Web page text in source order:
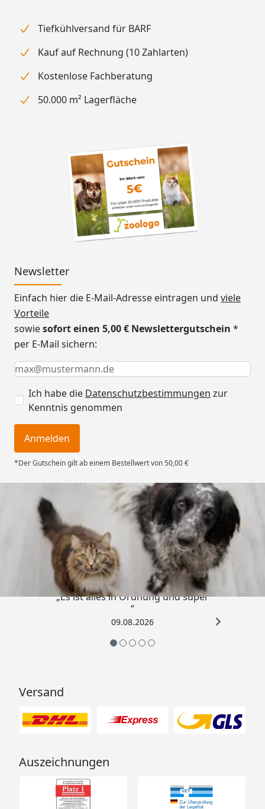
Tiefkühlversand für BARF
Kauf auf Rechnung (10 Zahlarten)
Kostenlose Fachberatung
50.000 m² Lagerfläche
Newsletter
Einfach hier die E-Mail-Adresse eintragen und viele
Vorteile
sowiesofort einen 5,00 € Newslettergutschein *
per E-Mail sichern:
Keine Eingabe erforderlich
Eingabe erforderlich
E-Mail *
Ich habe die Datenschutzbestimmungen zur
Kenntnis genommen
Anmelden
*Der Gutschein gilt ab einem Bestellwert von 50,00 €
Trusted Shops
4,73/ 5
„Es ist alles in Ordnung und super
“
09.08.2026
Versand
Auszeichnungen